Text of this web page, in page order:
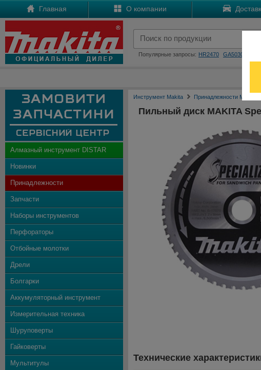
Главная О компании
Популярные запросы: HR2470 GA5030
Алмазный инструмент DISTAR
Новинки
Принадлежности
Запчасти
Наборы инструментов
Перфораторы
Отбойные молотки
Дрели
Болгарки
Аккумуляторный инструмент
Измерительная техника
Шуруповерты
Гайковерты
Мультитулы
Инструмент Makita Принадлежности Макита
Пильный диск MAKITA
Технические